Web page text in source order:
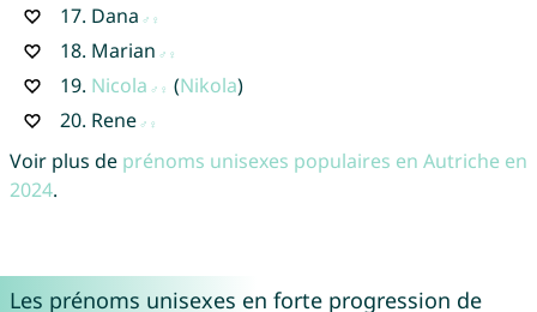
17. Dana
18. Marian
19. Nicola (Nikola)
20. Rene
Voir plus de prénoms unisexes populaires en Autriche en
2024.
Les prénoms unisexes en forte progression de